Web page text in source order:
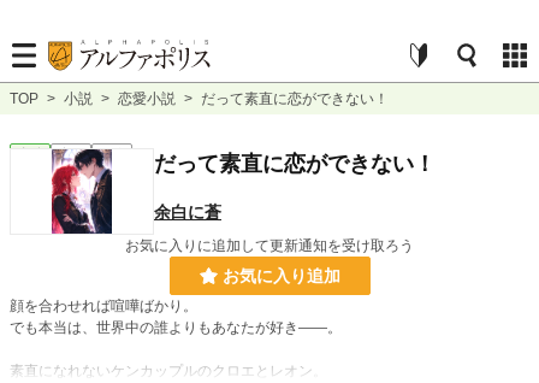
TOP > 小説 > 恋愛小説 > だって素直に恋ができない！
完結 長編 だって素直に恋ができない！
余白に蒼
お気に入りに追加して更新通知を受け取ろう
お気に入り追加
顔を合わせれば喧嘩ばかり。
でも本当は、世界中の誰よりもあなたが好き――。
素直になれないケンカップルのクロエとレオン。